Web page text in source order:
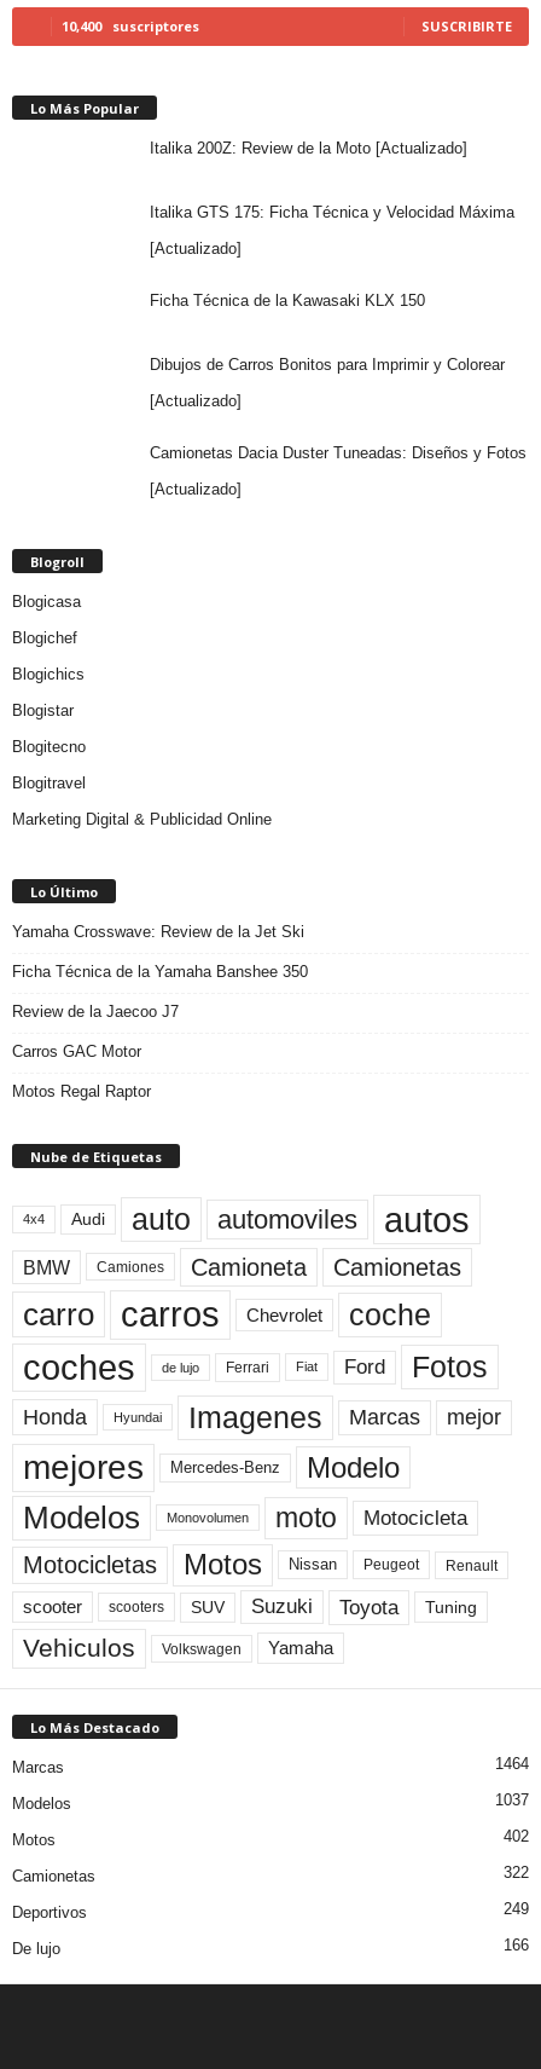
10,400 suscriptores SUSCRIBIRTE
Lo Más Popular
Italika 200Z: Review de la Moto [Actualizado]
Italika GTS 175: Ficha Técnica y Velocidad Máxima
[Actualizado]
Ficha Técnica de la Kawasaki KLX 150
Dibujos de Carros Bonitos para Imprimir y Colorear
[Actualizado]
Camionetas Dacia Duster Tuneadas: Diseños y Fotos
[Actualizado]
Blogroll
Blogicasa
Blogichef
Blogichics
Blogistar
Blogitecno
Blogitravel
Marketing Digital & Publicidad Online
Lo Último
Yamaha Crosswave: Review de la Jet Ski
Ficha Técnica de la Yamaha Banshee 350
Review de la Jaecoo J7
Carros GAC Motor
Motos Regal Raptor
Nube de Etiquetas
4x4 Audi auto automoviles autos
BMW Camiones Camioneta Camionetas
carro carros Chevrolet coche
coches de lujo Ferrari Fiat Ford Fotos
Honda Hyundai Imagenes Marcas mejor
mejores Mercedes-Benz Modelo
Modelos Monovolumen moto Motocicleta
Motocicletas Motos Nissan Peugeot Renault
scooter scooters SUV Suzuki Toyota Tuning
Vehiculos Volkswagen Yamaha
Lo Más Destacado
Marcas 1464
Modelos 1037
Motos 402
Camionetas 322
Deportivos 249
De lujo 166